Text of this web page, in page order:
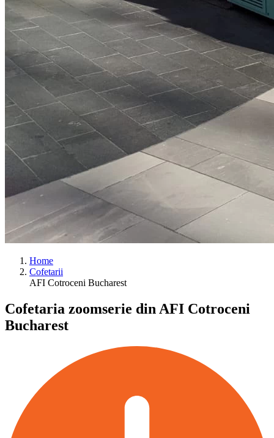
Home
Cofetarii
AFI Cotroceni Bucharest
Cofetaria zoomserie din AFI Cotroceni
Bucharest